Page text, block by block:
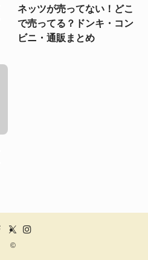
ネッツが売ってない！どこ
で売ってる？ドンキ・コン
ビニ・通販まとめ
©